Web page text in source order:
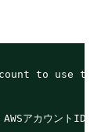
to use
アカウント